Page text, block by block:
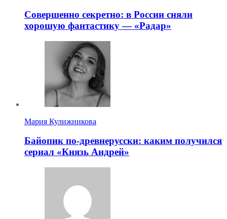
Совершенно секретно: в России сняли
хорошую фантастику — «Радар»
Мария Кулижникова
Байопик по-древнерусски: каким получился
сериал «Князь Андрей»